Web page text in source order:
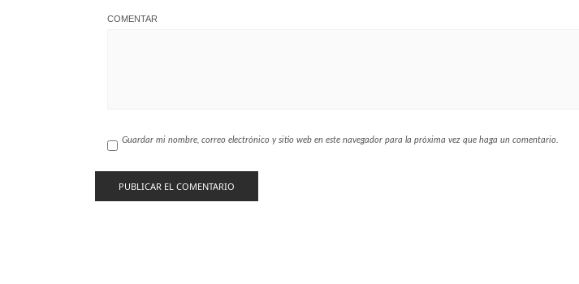
COMENTAR
Guardar mi nombre, correo electrónico y sitio web en este navegador para la próxima vez que haga un comentario.